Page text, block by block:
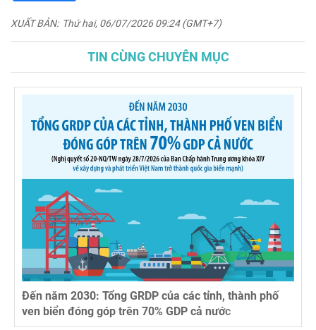
XUẤT BẢN: Thứ hai, 06/07/2026 09:24 (GMT+7)
TIN CÙNG CHUYÊN MỤC
Đến năm 2030: Tổng GRDP của các tỉnh, thành phố
ven biển đóng góp trên 70% GDP cả nước